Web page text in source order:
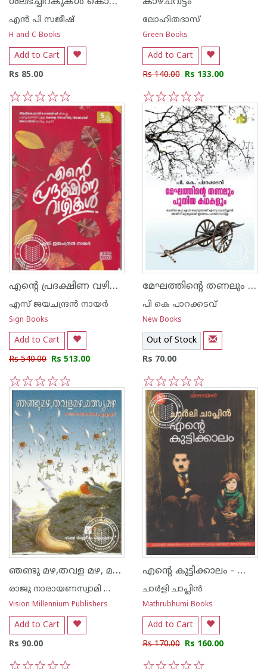
എന്‍ പി സജീഷ്‌
H and C Books
Add to Cart
Rs 85.00
5
4
3
2
1
ലോഹിതദാസ്
Green Books
Add to Cart
Rs 140.00 Rs 133.00
5
4
3
2
1
എന്റെ പ്രദക്ഷിണ വഴികള്‍‌
എസ്‌ ജയചന്ദ്രന്‍‌ നായര്‍‌
Sign Books
Add to Cart
Rs 540.00 Rs 513.00
5
4
3
2
1
മേഘത്തിന്റെ തണലും പുതിയ കഥകളും
പി കെ പാറക്കടവ്‌
New Books
Out of Stock
Rs 70.00
5
4
3
2
1
ഞണ്ടു മഴ,തവള മഴ, മത്സ്യമഴ
രാജു നാരായണസ്വാമി ഐ എ എസ്
Vision Millennium Publishers
Add to Cart
Rs 90.00
എന്റെ കുട്ടിക്കാലം - ചാര്‍ലി ചാപ്ലിന്‍
ചാര്‍ളി ചാപ്ലിന്‍
Mathrubhumi Books
Add to Cart
Rs 170.00 Rs 160.00